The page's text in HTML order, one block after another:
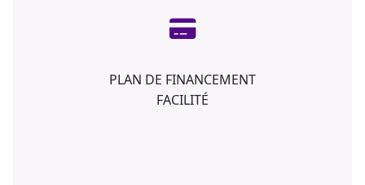
PLAN DE FINANCEMENT
FACILITÉ